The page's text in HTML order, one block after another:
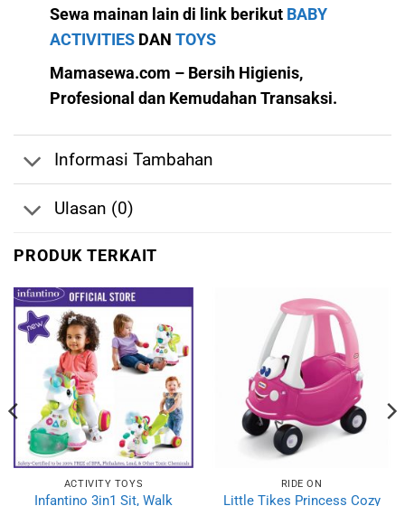
Sewa mainan lain di link berikut BABY
ACTIVITIES DANTOYS
Mamasewa.com – Bersih Higienis,
Profesional dan Kemudahan Transaksi.
Informasi Tambahan
Ulasan (0)
PRODUK TERKAIT
ACTIVITY TOYS
Infantino 3in1 Sit, Walk
RIDE ON
Little Tikes Princess Cozy